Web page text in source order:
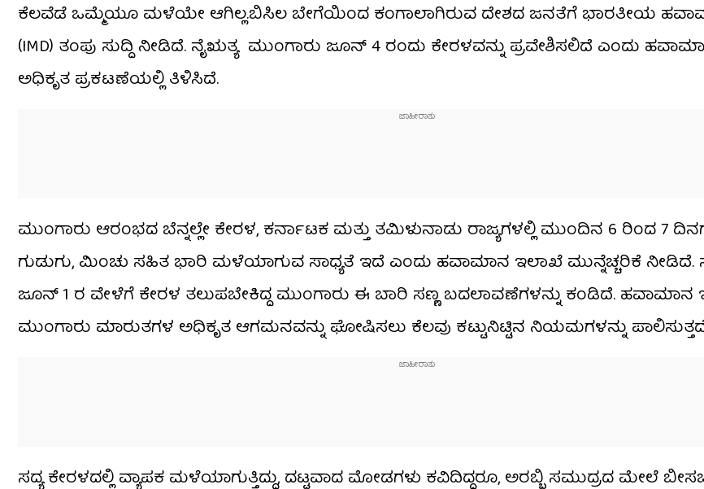
ಕೆಲವೆಡೆ ಒಮ್ಮೆಯೂ ಮಳೆಯೇ ಆಗಿಲ್ಲ.ಬಿಸಿಲ ಬೇಗೆಯಿಂದ ಕಂಗಾಲಾಗಿರುವ ದೇಶದ ಜನತೆಗೆ ಭಾರತೀಯ
(IMD) ತಂಪು ಸುದ್ದಿ ನೀಡಿದೆ. ನೈಋತ್ಯ ಮುಂಗಾರು ಜೂನ್ 4 ರಂದು ಕೇರಳವನ್ನು ಪ್ರವೇಶಿಸಲಿದೆ ಎಂದು
ಅಧಿಕೃತ ಪ್ರಕಟಣೆಯಲ್ಲಿ ತಿಳಿಸಿದೆ.
ಮುಂಗಾರು ಆರಂಭದ ಬೆನ್ನಲ್ಲೇ ಕೇರಳ, ಕರ್ನಾಟಕ ಮತ್ತು ತಮಿಳುನಾಡು ರಾಜ್ಯಗಳಲ್ಲಿ ಮುಂದಿನ 6 ರಿಂದ 7
ಗುಡುಗು, ಮಿಂಚು ಸಹಿತ ಭಾರಿ ಮಳೆಯಾಗುವ ಸಾಧ್ಯತೆ ಇದೆ ಎಂದು ಹವಾಮಾನ ಇಲಾಖೆ ಮುನ್ನೆಚ್ಚರಿಕೆ ನೀಡಿದೆ.
ಜೂನ್ 1 ರ ವೇಳೆಗೆ ಕೇರಳ ತಲುಪಬೇಕಿದ್ದ ಮುಂಗಾರು ಈ ಬಾರಿ ಸಣ್ಣ ಬದಲಾವಣೆಗಳನ್ನು ಕಂಡಿದೆ.
ಮುಂಗಾರು ಮಾರುತಗಳ ಅಧಿಕೃತ ಆಗಮನವನ್ನು ಘೋಷಿಸಲು ಕೆಲವು ಕಟ್ಟುನಿಟ್ಟಿನ ನಿಯಮಗಳನ್ನು
ಸದ್ಯ ಕೇರಳದಲ್ಲಿ ವ್ಯಾಪಕ ಮಳೆಯಾಗುತ್ತಿದ್ದು, ದಟ್ಟವಾದ ಮೋಡಗಳು ಕವಿದಿದ್ದರೂ, ಅರಬ್ಬಿ ಸಮುದ್ರದ ಮೇಲೆ